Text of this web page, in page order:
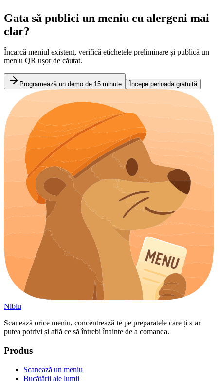
Gata să publici un meniu cu alergeni mai
clar?
Încarcă meniul existent, verifică etichetele preliminare și publică un
meniu QR ușor de căutat.
Programează un demo de 15 minute Începe perioada gratuită
Niblu
Scanează orice meniu, concentrează-te pe preparatele care ți s-ar
putea potrivi și află ce să întrebi înainte de a comanda.
Produs
Scanează un meniu
Bucătării ale lumii